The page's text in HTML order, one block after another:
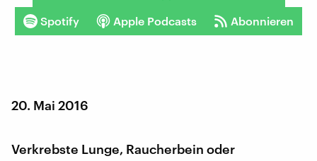
Spotify Apple Podcasts Abonnieren
20. Mai 2016
Verkrebste Lunge, Raucherbein oder